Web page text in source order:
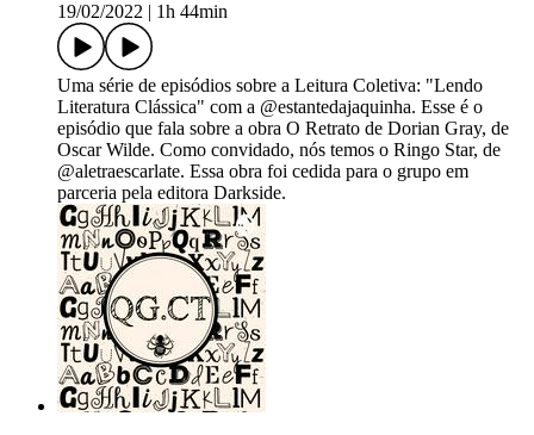
19/02/2022
1h 44min
Uma série de episódios sobre a Leitura Coletiva: "Lendo
Literatura Clássica" com a @estantedajaquinha. Esse é o
episódio que fala sobre a obra O Retrato de Dorian Gray, de
Oscar Wilde. Como convidado, nós temos o Ringo Star, de
@aletraescarlate. Essa obra foi cedida para o grupo em
parceria pela editora Darkside.